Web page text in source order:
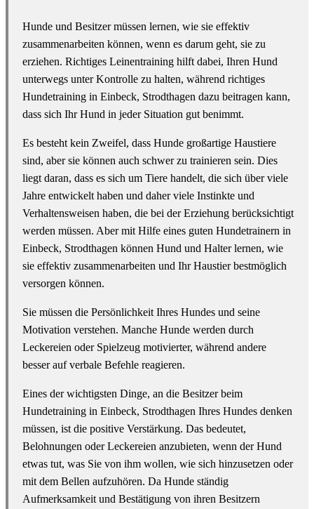
Hunde und Besitzer müssen lernen, wie sie effektiv
zusammenarbeiten können, wenn es darum geht, sie zu
erziehen. Richtiges Leinentraining hilft dabei, Ihren Hund
unterwegs unter Kontrolle zu halten, während richtiges
Hundetraining in Einbeck, Strodthagen dazu beitragen kann,
dass sich Ihr Hund in jeder Situation gut benimmt.
Es besteht kein Zweifel, dass Hunde großartige Haustiere
sind, aber sie können auch schwer zu trainieren sein. Dies
liegt daran, dass es sich um Tiere handelt, die sich über viele
Jahre entwickelt haben und daher viele Instinkte und
Verhaltensweisen haben, die bei der Erziehung berücksichtigt
werden müssen. Aber mit Hilfe eines guten Hundetrainern in
Einbeck, Strodthagen können Hund und Halter lernen, wie
sie effektiv zusammenarbeiten und Ihr Haustier bestmöglich
versorgen können.
Sie müssen die Persönlichkeit Ihres Hundes und seine
Motivation verstehen. Manche Hunde werden durch
Leckereien oder Spielzeug motivierter, während andere
besser auf verbale Befehle reagieren.
Eines der wichtigsten Dinge, an die Besitzer beim
Hundetraining in Einbeck, Strodthagen Ihres Hundes denken
müssen, ist die positive Verstärkung. Das bedeutet,
Belohnungen oder Leckereien anzubieten, wenn der Hund
etwas tut, was Sie von ihm wollen, wie sich hinzusetzen oder
mit dem Bellen aufzuhören. Da Hunde ständig
Aufmerksamkeit und Bestätigung von ihren Besitzern